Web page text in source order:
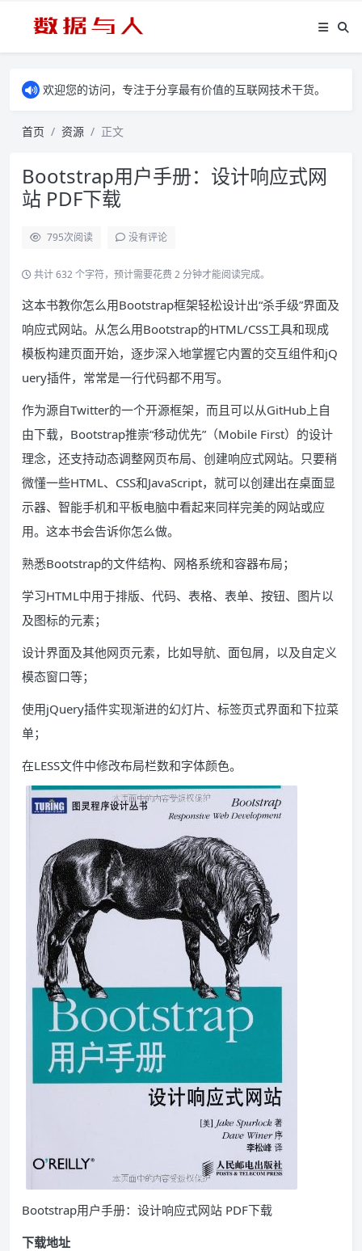
欢迎您的访问，专注于分享最有价值的互联网技术干货。
首页 资源 正文
Bootstrap用户手册：设计响应式网
站 PDF下载
795次阅读 没有评论
共计 632 个字符，预计需要花费 2 分钟才能阅读完成。
这本书教你怎么用Bootstrap框架轻松设计出“杀手级”界面及
响应式网站。从怎么用Bootstrap的HTML/CSS工具和现成
模板构建页面开始，逐步深入地掌握它内置的交互组件和jQ
uery插件，常常是一行代码都不用写。
作为源自Twitter的一个开源框架，而且可以从GitHub上自
由下载，Bootstrap推崇“移动优先”（Mobile First）的设计
理念，还支持动态调整网页布局、创建响应式网站。只要稍
微懂一些HTML、CSS和JavaScript，就可以创建出在桌面显
示器、智能手机和平板电脑中看起来同样完美的网站或应
用。这本书会告诉你怎么做。
熟悉Bootstrap的文件结构、网格系统和容器布局；
学习HTML中用于排版、代码、表格、表单、按钮、图片以
及图标的元素；
设计界面及其他网页元素，比如导航、面包屑，以及自定义
模态窗口等；
使用jQuery插件实现渐进的幻灯片、标签页式界面和下拉菜
单；
在LESS文件中修改布局栏数和字体颜色。
Bootstrap用户手册：设计响应式网站 PDF下载
下载地址